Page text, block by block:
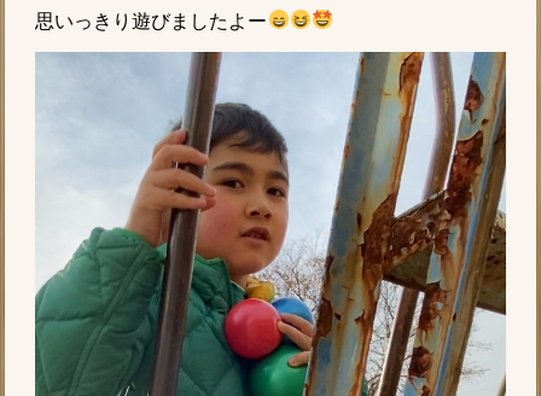
思いっきり遊びましたよー